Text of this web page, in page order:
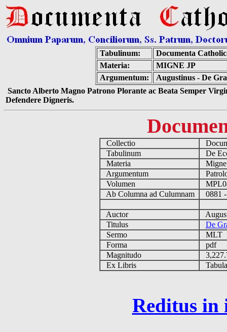
Tabulinum:
Documenta
Materia:
MIGNE JP
Argumentum:
Augustinus - De
Sancto Alberto Magno Patrono Plorante ac Beata Semper
Defendere Digneris.
Collectio
Tabulinum
De
Materia
Argumentum
Volumen
Ab Columna ad Culumnam
0881
Auctor
Titulus
De
Sermo
MLT
Forma
pdf
Magnitudo
Ex Libris
Reditus in